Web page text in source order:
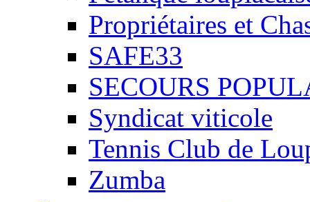
Propriétaires et
SAFE33
SECOURS
Syndicat viticole
Tennis Club de
Zumba